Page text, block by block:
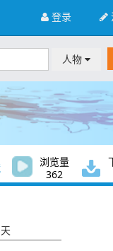
登录
人物
浏览量
362